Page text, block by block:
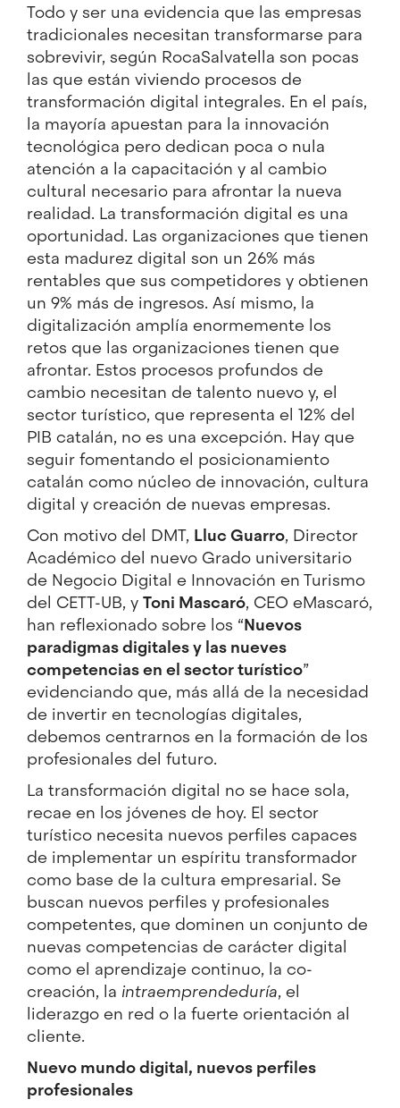
Todo y ser una evidencia que las empresas
tradicionales necesitan transformarse para
sobrevivir, según RocaSalvatella son pocas
las que están viviendo procesos de
transformación digital integrales. En el país,
la mayoría apuestan para la innovación
tecnológica pero dedican poca o nula
atención a la capacitación y al cambio
cultural necesario para afrontar la nueva
realidad. La transformación digital es una
oportunidad. Las organizaciones que tienen
esta madurez digital son un 26% más
rentables que sus competidores y obtienen
un 9% más de ingresos. Así mismo, la
digitalización amplía enormemente los
retos que las organizaciones tienen que
afrontar. Estos procesos profundos de
cambio necesitan de talento nuevo y, el
sector turístico, que representa el 12% del
PIB catalán, no es una excepción. Hay que
seguir fomentando el posicionamiento
catalán como núcleo de innovación, cultura
digital y creación de nuevas empresas.
Con motivo del DMT, Lluc Guarro, Director
Académico del nuevo Grado universitario
de Negocio Digital e Innovación en Turismo
del CETT-UB, y Toni Mascaró, CEO eMascaró,
han reflexionado sobre los “Nuevos
paradigmas digitales y las nueves
competencias en el sector turístico”
evidenciando que, más allá de la necesidad
de invertir en tecnologías digitales,
debemos centrarnos en la formación de los
profesionales del futuro.
La transformación digital no se hace sola,
recae en los jóvenes de hoy. El sector
turístico necesita nuevos perfiles capaces
de implementar un espíritu transformador
como base de la cultura empresarial. Se
buscan nuevos perfiles y profesionales
competentes, que dominen un conjunto de
nuevas competencias de carácter digital
como el aprendizaje continuo, la co-
creación, la intraemprendeduría, el
liderazgo en red o la fuerte orientación al
cliente.
Nuevo mundo digital, nuevos perfiles
profesionales